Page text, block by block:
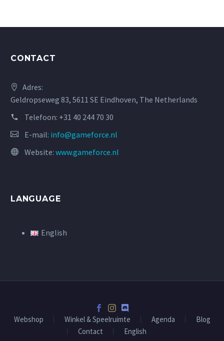
CONTACT
Adres:
Geldropseweg 83, 5611 SE Eindhoven, The Netherlands
Telefoon: +31 40 244 70 30
E-mail: info@gameforce.nl
Website: www.gameforce.nl
LANGUAGE
English
Webshop Winkel & Speelruimte Agenda
Blog
Contact
English